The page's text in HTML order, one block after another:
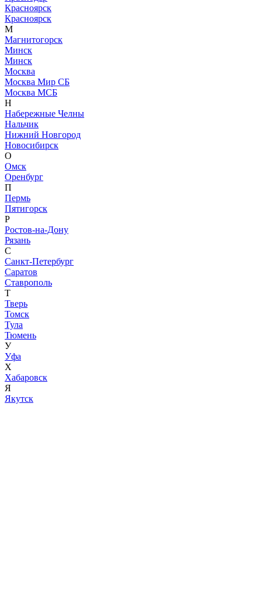
Красноярск
Красноярск
М
Магнитогорск
Минск
Минск
Москва
Москва Мир СБ
Москва МСБ
Н
Набережные Челны
Нальчик
Нижний Новгород
Новосибирск
О
Омск
Оренбург
П
Пермь
Пятигорск
Р
Ростов-на-Дону
Рязань
С
Санкт-Петербург
Саратов
Ставрополь
Т
Тверь
Томск
Тула
Тюмень
У
Уфа
Х
Хабаровск
Я
Якутск